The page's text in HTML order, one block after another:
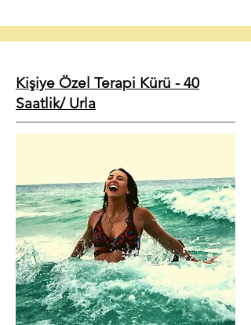
Kişiye Özel Terapi Kürü - 40
Saatlik/ Urla